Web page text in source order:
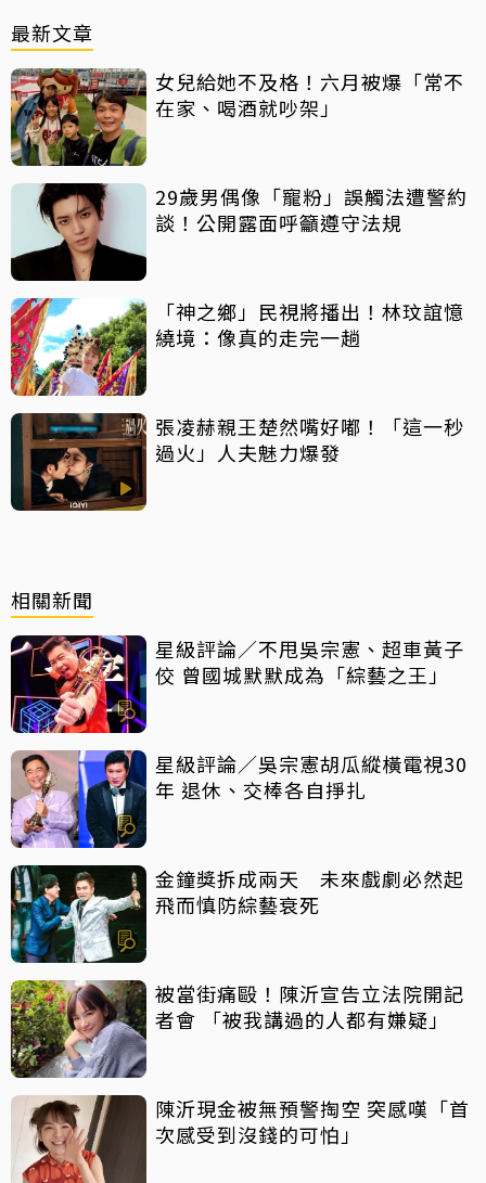
最新文章
女兒給她不及格！六月被爆「常不
在家、喝酒就吵架」
29歲男偶像「寵粉」誤觸法遭警約
談！公開露面呼籲遵守法規
「神之鄉」民視將播出！林玟誼憶
繞境：像真的走完一趟
張凌赫親王楚然嘴好嘟！「這一秒
過火」人夫魅力爆發
相關新聞
星級評論／不甩吳宗憲、超車黃子
佼 曾國城默默成為「綜藝之王」
星級評論／吳宗憲胡瓜縱橫電視30
年 退休、交棒各自掙扎
金鐘獎拆成兩天 未來戲劇必然起
飛而慎防綜藝衰死
被當街痛毆！陳沂宣告立法院開記
者會 「被我講過的人都有嫌疑」
陳沂現金被無預警掏空 突感嘆「首
次感受到沒錢的可怕」